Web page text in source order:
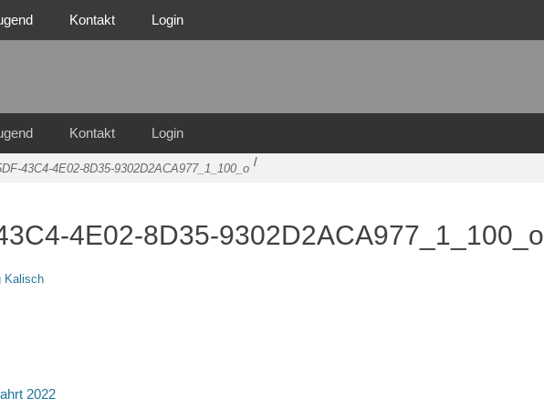
Kontakt Login
Kontakt Login
/
43C4-4E02-8D35-9302D2ACA977_1_100_o
4E02-8D35-9302D2ACA977_1_100_o
Kalisch
2022